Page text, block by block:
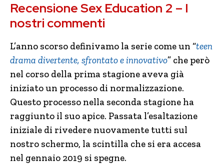
Recensione Sex Education 2 – I
nostri commenti
L’anno scorso definivamo la serie come un “teen
drama divertente, sfrontato e innovativo” che però
nel corso della prima stagione aveva già
iniziato un processo di normalizzazione.
Questo processo nella seconda stagione ha
raggiunto il suo apice. Passata l’esaltazione
iniziale di rivedere nuovamente tutti sul
nostro schermo, la scintilla che si era accesa
nel gennaio 2019 si spegne.